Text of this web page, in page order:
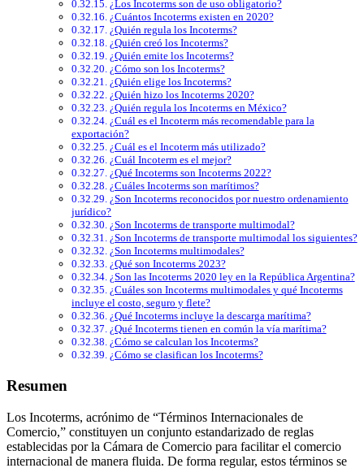
¿Los Incoterms son de uso obligatorio?
¿Cuántos Incoterms existen en 2020?
¿Quién regula los Incoterms?
¿Quién creó los Incoterms?
¿Quién emite los Incoterms?
¿Cómo son los Incoterms?
¿Quién elige los Incoterms?
¿Quién hizo los Incoterms 2020?
¿Quién regula los Incoterms en México?
¿Cuál es el Incoterm más recomendable para la
exportación?
¿Cuál es el Incoterm más utilizado?
¿Cuál Incoterm es el mejor?
¿Qué Incoterms son Incoterms 2022?
¿Cuáles Incoterms son marítimos?
¿Son Incoterms reconocidos por nuestro ordenamiento
jurídico?
¿Son Incoterms de transporte multimodal?
¿Son Incoterms de transporte multimodal los siguientes?
¿Son Incoterms multimodales?
¿Qué son Incoterms 2023?
¿Son las Incoterms 2020 ley en la República Argentina?
¿Cuáles son Incoterms multimodales y qué Incoterms
incluye el costo, seguro y flete?
¿Qué Incoterms incluye la descarga marítima?
¿Qué Incoterms tienen en común la vía marítima?
¿Cómo se calculan los Incoterms?
¿Cómo se clasifican los Incoterms?
Resumen
Los Incoterms, acrónimo de “Términos Internacionales de
Comercio,” constituyen un conjunto estandarizado de reglas
establecidas por la Cámara de Comercio para facilitar el comercio
internacional de manera fluida. De forma regular, estos términos se